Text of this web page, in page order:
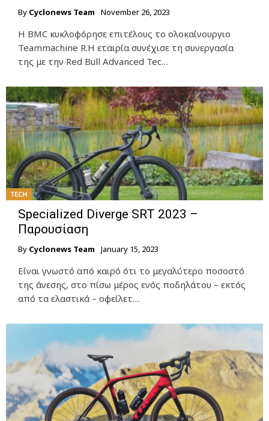
By Cyclonews Team November 26, 2023
Η BMC κυκλοφόρησε επιτέλους το ολοκαίνουργιο
Teammachine R.Η εταιρία συνέχισε τη συνεργασία
της με την Red Bull Advanced Tec…
TECH
Specialized Diverge SRT 2023 –
Παρουσίαση
By Cyclonews Team January 15, 2023
Είναι γνωστό από καιρό ότι το μεγαλύτερο ποσοστό
της άνεσης, στο πίσω μέρος ενός ποδηλάτου – εκτός
από τα ελαστικά – οφείλετ…